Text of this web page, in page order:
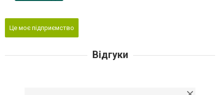
Це моє підприємство
Відгуки